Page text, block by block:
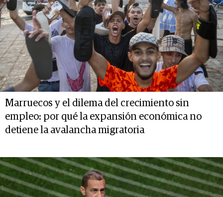
Marruecos y el dilema del crecimiento sin
empleo: por qué la expansión económica no
detiene la avalancha migratoria